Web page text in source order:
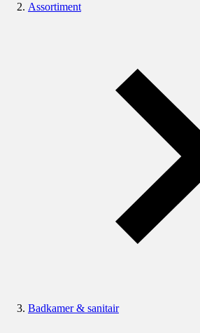
Assortiment
Badkamer & sanitair